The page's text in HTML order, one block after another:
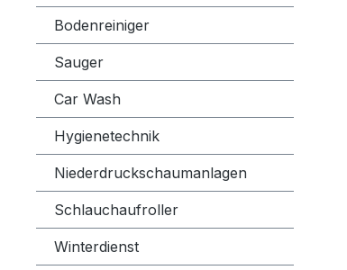
Bodenreiniger
Sauger
Car Wash
Hygienetechnik
Niederdruckschaumanlagen
Schlauchaufroller
Winterdienst